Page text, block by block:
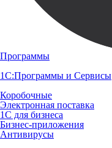
Программы
1С:Программы и Сервисы
Коробочные
Электронная поставка
1С для бизнеса
Бизнес-приложения
Антивирусы